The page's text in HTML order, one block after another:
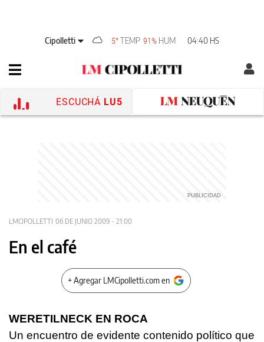
Cipolletti 5° TEMP 91% HUM 04:40 HS
ESCUCHÁ LU5
LMCIPOLLETTI 06 DE JUNIO 2009 - 21:00
En el café
+ Agregar LMCipolletti.com en
WERETILNECK EN ROCA
Un encuentro de evidente contenido político que